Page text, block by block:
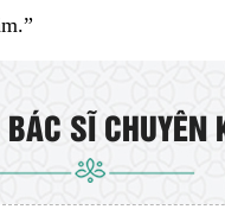
SĨ CHUYÊN